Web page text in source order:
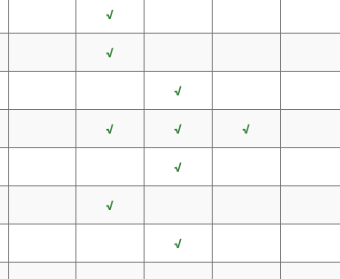
√
√
√
√ √ √
√
√
√